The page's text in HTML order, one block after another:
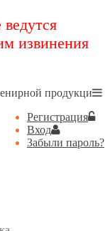
извинения
продукци
Регистрация
Вход
Забыли пароль?